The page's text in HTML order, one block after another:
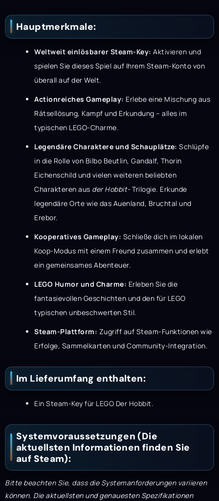
Hauptmerkmale:
Weltweit einlösbarer Steam-Key: Aktivieren und
spielen Sie dieses Spiel auf Ihrem Steam-Konto von
überall auf der Welt.
Actionreiches Gameplay: Erlebe eine Mischung aus
Rätsellösung, Kampf und Erkundung – alles im
typischen LEGO-Charme.
Legendäre Charaktere und Schauplätze: Schlüpfe
in die Rolle von Bilbo Beutlin, Gandalf, Thorin
Eichenschild und vielen weiteren beliebten
Charakteren aus der Hobbit-Trilogie. Erkunde
legendäre Orte wie das Auenland, Bruchtal und
Erebor.
Kooperatives Gameplay: Schließe dich im lokalen
Koop-Modus mit einem Freund zusammen und erlebt
ein gemeinsames Abenteuer.
LEGO Humor und Charme: Erleben Sie die
fantasievollen Geschichten und den für LEGO
typischen unbeschwerten Stil.
Steam-Plattform: Zugriff auf Steam-Funktionen wie
Erfolge, Sammelkarten und Community-Integration.
Im Lieferumfang enthalten:
Ein Steam-Key für LEGO Der Hobbit.
Systemvoraussetzungen (Die
aktuellsten Informationen finden Sie
auf Steam):
Bitte beachten Sie, dass die Systemanforderungen variieren
können. Die aktuellsten und genauesten Spezifikationen